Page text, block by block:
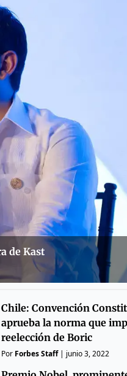
de Kast
Chile: Convención
aprueba la norma que
reelección de Boric
Por Forbes Staff| junio 3, 2022